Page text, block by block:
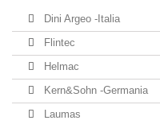
Dini Argeo -Italia
Flintec
Helmac
Kern&Sohn -Germania
Laumas